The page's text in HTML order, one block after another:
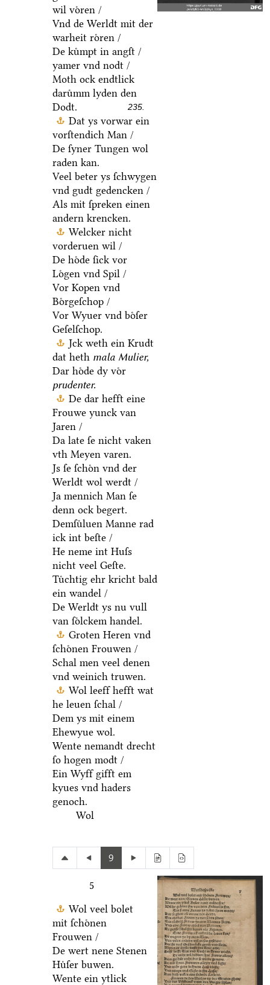
wil voͤren /
Vnd de Werldt mit der
warheit roͤren /
De kuͤmpt in angſt /
yamer vnd nodt /
Moth ock endtlick
daruͤmm lyden den
Dodt.
235.
Dat ys vorwar ein
vorſtendich Man /
De ſyner Tungen wol
raden kan.
Veel beter ys ſchwygen
vnd gudt gedencken /
Als mit ſpreken einen
andern krencken.
Welcker nicht
vorderuen wil /
De hoͤde ſick vor
Loͤgen vnd Spil /
Vor Kopen vnd
Boͤrgeſchop /
Vor Wyuer vnd boͤſer
Geſelſchop.
Jck weth ein Krudt
dat heth mala Mulier,
Dar hoͤde dy voͤr
prudenter.
De dar hefft eine
Frouwe yunck van
Jaren /
Da late ſe nicht vaken
vth Meyen varen.
Js ſe ſchoͤn vnd der
Werldt wol werdt /
Ja mennich Man ſe
denn ock begert.
Demſuͤluen Manne rad
ick int beſte /
He neme int Huſs
nicht veel Geſte.
Tuͤchtig ehr kricht bald
ein wandel /
De Werldt ys nu vull
van ſoͤlckem handel.
Groten Heren vnd
ſchoͤnen Frouwen /
Schal men veel denen
vnd weinich truwen.
Wol leeff hefft wat
he leuen ſchal /
Dem ys mit einem
Ehewyue wol.
Wente nemandt drecht
ſo hogen modt /
Ein Wyff gifft em
kyues vnd haders
genoch.
Wol
9
5
Wol veel bolet
mit ſchoͤnen
Frouwen /
De wert nene Stenen
Huͤſer buwen.
Wente ein ytlick